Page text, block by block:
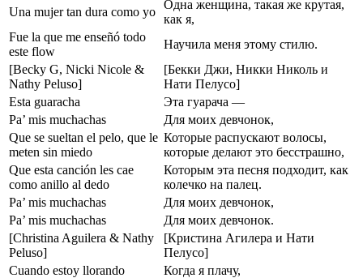
Una mujer tan dura como yo
Одна женщина, такая же крутая,
как я,
Fue la que me enseñó todo
este flow
Научила меня этому стилю.
[Becky G, Nicki Nicole &
Nathy Peluso]
[Бекки Джи, Никки Николь и
Нати Пелусо]
Esta guaracha
Эта гуарача —
Pa’ mis muchachas
Для моих девчонок,
Que se sueltan el pelo, que le
meten sin miedo
Которые распускают волосы,
которые делают это бесстрашно,
Que esta canción les cae
como anillo al dedo
Которым эта песня подходит, как
колечко на палец.
Pa’ mis muchachas
Для моих девчонок,
Pa’ mis muchachas
Для моих девчонок.
[Christina Aguilera & Nathy
Peluso]
[Кристина Агилера и Нати
Пелусо]
Cuando estoy llorando
Когда я плачу,